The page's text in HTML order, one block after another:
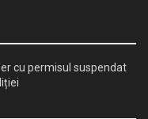
cu permisul suspendat